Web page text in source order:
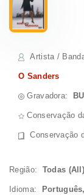
Artista /
O Sanders
Gravadora:
Conservação
Conservação
Região: Todas (All)
Idioma: